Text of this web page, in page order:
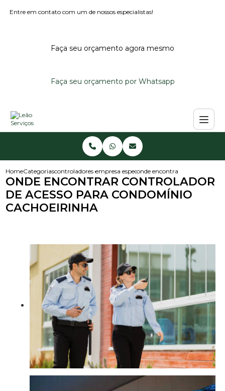
Entre em contato com um de nossos especialistas!
Faça seu orçamento agora mesmo
Faça seu orçamento por Whatsapp
HomeCategoriascontroladores de acessoempresa especializada em controlador de
onde encontrar controlador
ONDE ENCONTRAR CONTROLADOR
DE ACESSO PARA CONDOMÍNIO
CACHOEIRINHA